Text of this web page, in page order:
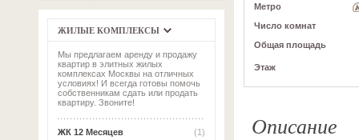
ЖИЛЫЕ КОМПЛЕКСЫ
Мы предлагаем аренду и продажу
квартир в элитных жилых
комплексах Москвы на отличных
условиях! И всегда готовы помочь
собственникам сдать или продать
квартиру. Звоните!
(1)
ЖК 12 Месяцев
Метро
Число комнат
Общая площадь
Этаж
Описание